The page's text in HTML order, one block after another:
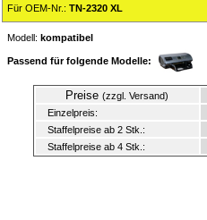
Für OEM-Nr.: TN-2320 XL
Modell: kompatibel
Passend für folgende Modelle:
Preise (zzgl. Versand)
Einzelpreis:
Staffelpreise ab 2 Stk.:
Staffelpreise ab 4 Stk.: